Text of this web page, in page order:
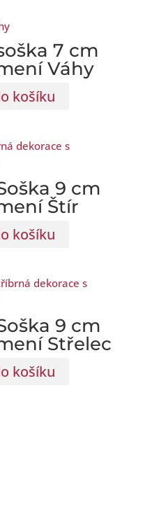
7 cm
Váhy
košíku
9 cm
Štír
košíku
9 cm
Střelec
košíku